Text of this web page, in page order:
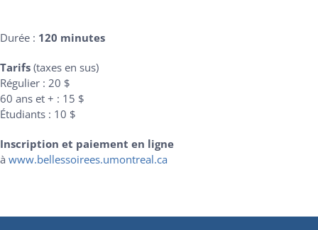
Durée : 120 minutes
Tarifs (taxes en sus)
Régulier : 20 $
60 ans et + : 15 $
Étudiants : 10 $
Inscription et paiement en ligne
à www.bellessoirees.umontreal.ca